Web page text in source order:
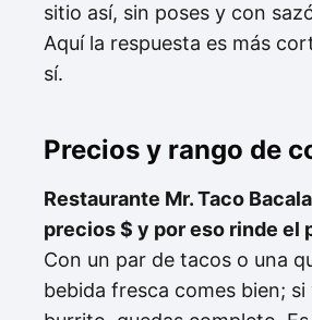
sitio así, sin poses y con
Aquí la respuesta es más
sí.
Precios y rango de
Restaurante Mr. Taco
precios $ y por eso rinde el
Con un par de tacos o una
bebida fresca comes bien; si